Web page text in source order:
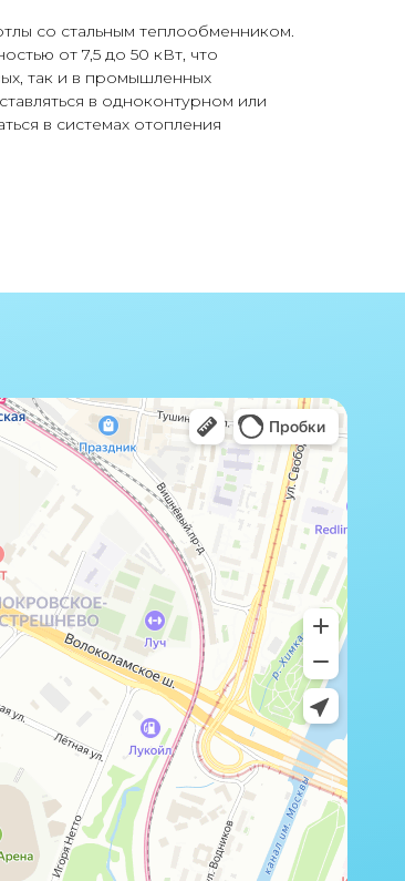
со стальным теплообменником.
от 7,5 до 50 кВт, что
так и в промышленных
в одноконтурном или
в системах отопления